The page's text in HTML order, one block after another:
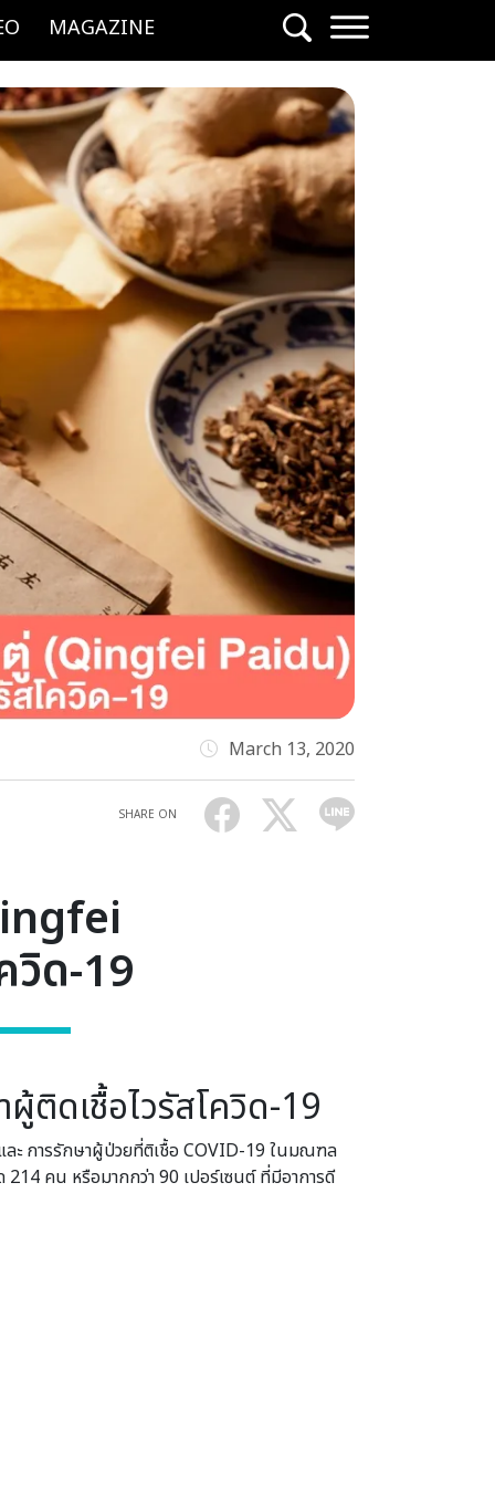
MAGAZINE
March 13, 2020
SHARE ON
วิด-19
ดเชื้อไวรัสโควิด-19
ะ การรักษาผู้ป่วยที่ติเชื้อ COVID-19 ในมณฑล
คน หรือมากกว่า 90 เปอร์เซนต์ ที่มีอาการดี